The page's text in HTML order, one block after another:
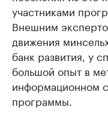
участниками
Внешним
движения
банк развития, у
большой опыт в
информационном
программы.